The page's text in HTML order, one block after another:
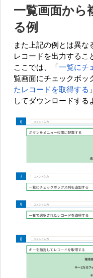
一覧画面から
る例
また上記の例とは異な
レコードを出力するこ
ここでは、「 一覧にチ
覧画面にチェックボッ
たレコードを取得する
してダウンロードする